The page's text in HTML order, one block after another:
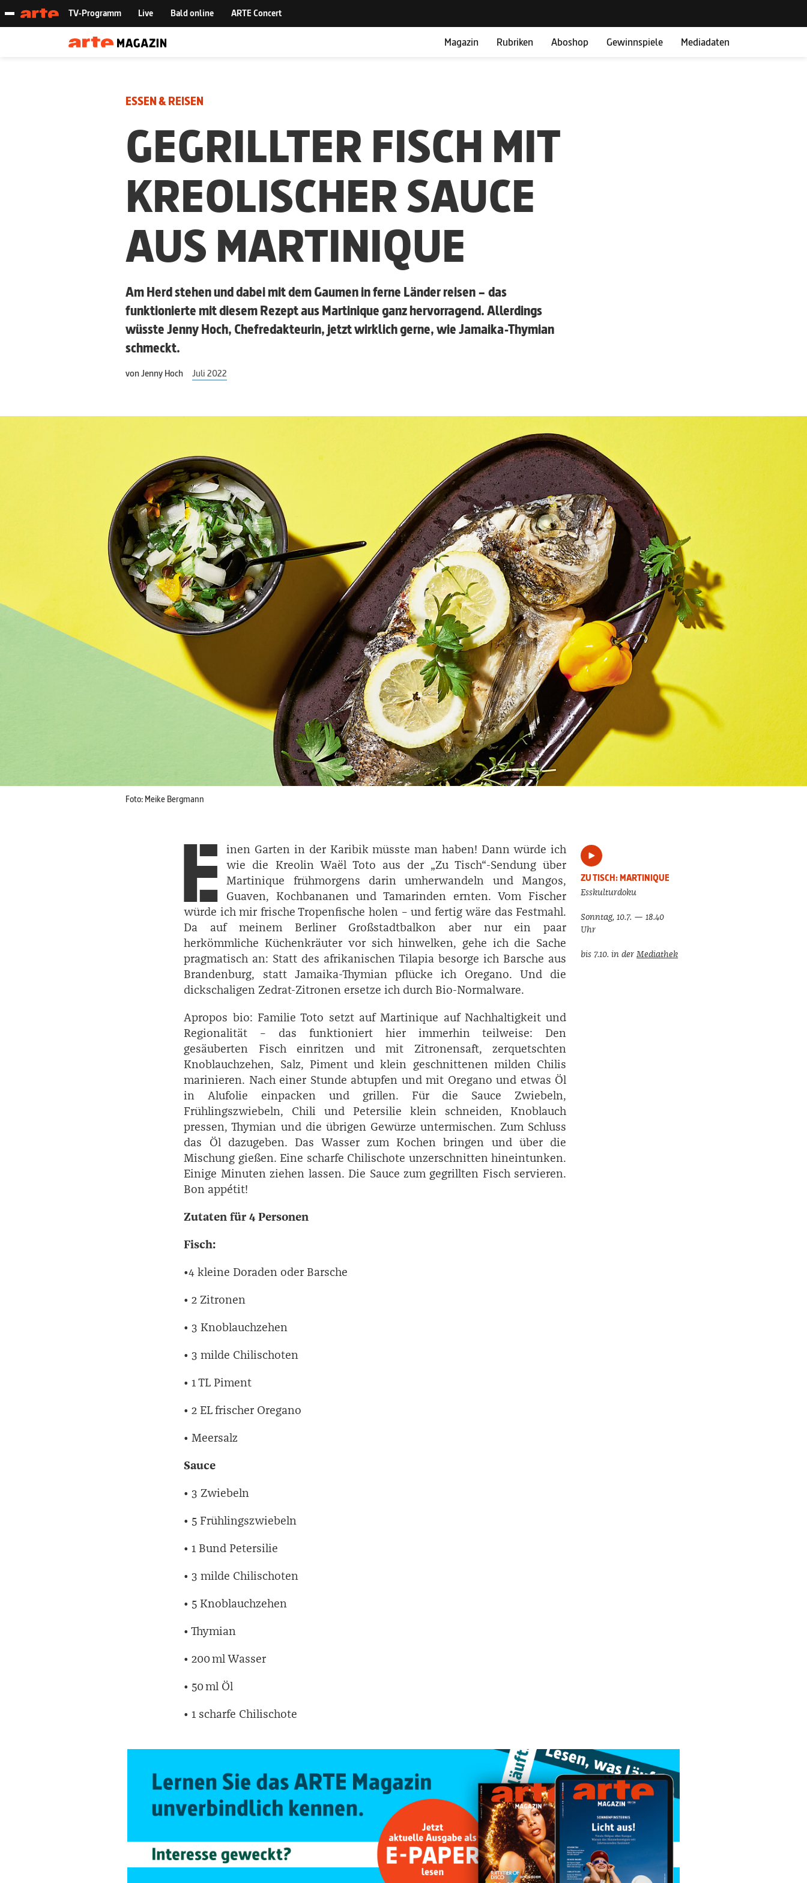
Magazin Rubriken Aboshop Gewinnspiele Mediadaten
ESSEN & REISEN
GEGRILLTER FISCH MIT
KREOLISCHER SAUCE
AUS MARTINIQUE
Am Herd stehen und dabei mit dem Gaumen in ferne Länder reisen – das
funktionierte mit diesem Rezept aus Martinique ganz hervorragend. Allerdings
wüsste Jenny Hoch, Chefredakteurin, jetzt wirklich gerne, wie Jamaika-Thymian
schmeckt.
vonJenny Hoch Juli 2022
Foto: Meike Bergmann
E inen Garten in der Karibik müsste man haben! Dann würde ich
wie die Kreolin ­Waël ­Toto aus der „Zu Tisch“-Sendung über
Martinique frühmorgens darin umherwandeln und Mangos,
Guaven, Kochbananen und Tamarinden ernten. Vom Fischer
würde ich mir frische Tropenfische holen – und fertig wäre das Festmahl.
Da auf meinem Berliner Großstadtbalkon aber nur ein paar
herkömmliche Küchenkräuter vor sich hinwelken, gehe ich die Sache
pragmatisch an: Statt des afrikanischen Tilapia besorge ich Barsche aus
Brandenburg, statt Jamaika-Thymian pflücke ich Oregano. Und die
dickschaligen Zedrat-­Zitronen ersetze ich durch Bio-Normalware.
Apropos bio: Familie Toto setzt auf Martinique auf Nachhaltigkeit und
Regionalität – das funktioniert hier immerhin teilweise: Den
gesäuberten Fisch einritzen und mit Zitronensaft, zerquetschten
Knoblauchzehen, Salz, Piment und klein geschnittenen milden Chilis
marinieren. Nach einer Stunde abtupfen und mit Oregano und etwas Öl
in Alufolie einpacken und grillen. Für die Sauce Zwiebeln,
Frühlingszwiebeln, Chili und Petersilie klein schneiden, Knoblauch
pressen, Thymian und die übrigen Gewürze untermischen. Zum Schluss
das Öl dazugeben. Das Wasser zum Kochen bringen und über die
Mischung gießen. Eine scharfe Chilischote unzerschnitten hineintunken.
Einige Minuten ziehen lassen. Die Sauce zum gegrillten Fisch servieren.
Bon appétit!
Zutaten für 4 Personen
Fisch:
•4 kleine Doraden oder Barsche
• 2 Zitronen
• 3 Knoblauchzehen
• 3 milde Chilischoten
• 1 TL Piment
• 2 EL frischer Oregano
• Meersalz
Sauce
• 3 Zwiebeln
• 5 Frühlingszwiebeln
• 1 Bund Petersilie
• 3 milde Chilischoten
• 5 Knoblauchzehen
• Thymian
• 200 ml Wasser
• 50 ml Öl
• 1 scharfe Chilischote
ZU TISCH: MARTINIQUE
Esskulturdoku
Sonntag, 10.7. — 18.40
Uhr
bis 7.10. in derMediathek